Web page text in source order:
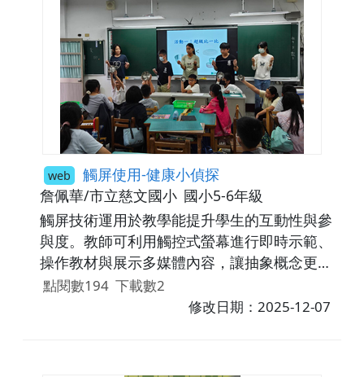
web 觸屏使用-健康小偵探
詹佩華/市立慈文國小 國小5-6年級
觸屏技術運用於教學能提升學生的互動性與參
與度。教師可利用觸控式螢幕進行即時示範、
操作教材與展示多媒體內容，讓抽象概念更具
體化。學生可直接觸控操作學習軟體、拖曳圖
形或進行分組合作，有助於提升理解力與學習
點閱數194 下載數2
修改日期：2025-12-07